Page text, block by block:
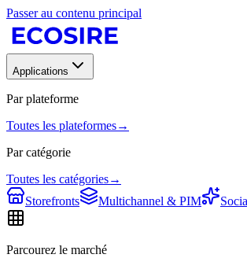
Passer au contenu principal
Applications
Par plateforme
Toutes les plateformes→
Par catégorie
Toutes les catégories→
Storefronts
Multichannel & PIM
Parcourez le marché